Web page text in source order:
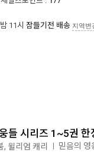
밤 11시 잠들기전 배송 지역변
들 시리즈 1~5권 한
, 윌리엄 캐리 믿음의 영